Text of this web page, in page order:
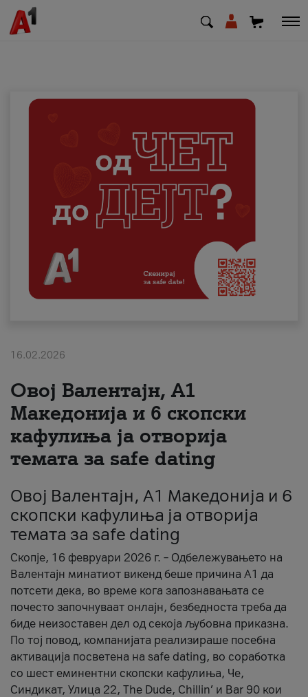
Деловни
Поддршка
Надополни кредит
Плати сметка
#ПодобарОнлајн
16.02.2026
Овој Валентајн, A1
Македонија и 6 скопски
кафулиња ја отворија
темата за safe dating
Овој Валентајн, A1 Македонија и 6
скопски кафулиња ја отворија
темата за safe dating
Скопје, 16 февруари 2026 г. – Одбележувањето на
Валентајн минатиот викенд беше причина А1 да
потсети дека, во време кога запознавањата се
почесто започнуваат онлајн, безбедноста треба да
биде неизоставен дел од секоја љубовна приказна.
По тој повод, компанијата реализираше посебна
активација посветена на safe dating, во соработка
со шест еминентни скопски кафулиња, Че,
Синдикат, Улица 22, The Dude, Chillin’ и Bar 90 кои